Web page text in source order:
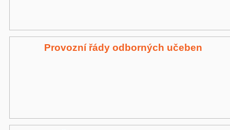
Provozní řády odborných učeben